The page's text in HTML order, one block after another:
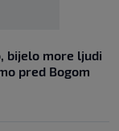
bijelo more ljudi
pred Bogom